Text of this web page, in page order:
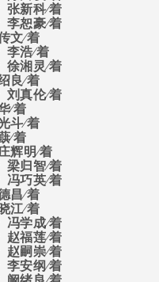
张新科∕着
李恕豪∕着
文∕着
李浩∕着
徐湘灵∕着
良∕着
刘真伦∕着
∕着
斗∕着
∕着
辉明∕着
梁归智∕着
冯巧英∕着
昌∕着
江∕着
冯学成∕着
赵福莲∕着
赵嗣崇∕着
李安纲∕着